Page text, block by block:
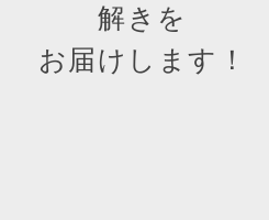
解きを
お届けします！